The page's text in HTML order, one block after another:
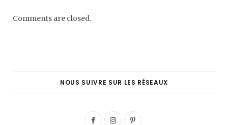
Comments are closed.
NOUS SUIVRE SUR LES RÉSEAUX
F
I
P